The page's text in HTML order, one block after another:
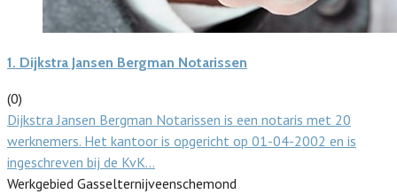
1. Dijkstra Jansen Bergman Notarissen
(0)
Dijkstra Jansen Bergman Notarissen is een notaris met 20
werknemers. Het kantoor is opgericht op 01-04-2002 en is
ingeschreven bij de KvK…
Werkgebied Gasselternijveenschemond